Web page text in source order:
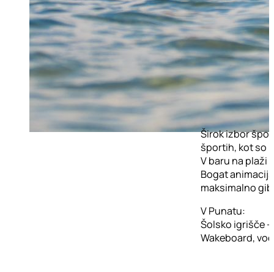
Širok izbor
športih, kot so
V baru na plaži
Bogat
maksimalno
V Punatu:
Šolsko igrišče
Wakeboard,